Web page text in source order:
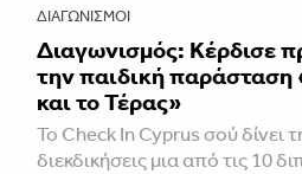
ΔΙΑΓΩΝΙΣΜΟΊ
Διαγωνισμός: Κέρδισε
την παιδική
και το Τέρας»
Το Check In Cyprus σού δίνει
διεκδικήσεις μια από τις 10